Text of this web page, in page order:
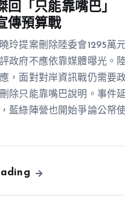
回「只能靠嘴巴」
傳預算戰
玲提案刪除陸委會1295萬
政府不應依靠媒體曝光。
，面對對岸資訊戰仍需要
除只能靠嘴巴說明。事件
藍綠陣營也開始爭論公帑